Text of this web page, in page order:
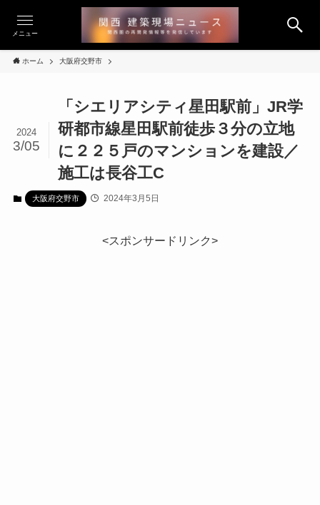
メニュー
ホーム 大阪府交野市
「シエリアシティ星田駅前」JR学
研都市線星田駅前徒歩３分の立地
に２２５戸のマンションを建設／
施工は長谷工C
2024
3/05
大阪府交野市 2024年3月5日
<スポンサードリンク>